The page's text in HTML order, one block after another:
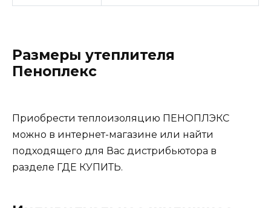
Размеры утеплителя
Пеноплекс
Приобрести теплоизоляцию ПЕНОПЛЭКС
можно в интернет-магазине или найти
подходящего для Вас дистрибьютора в
разделе ГДЕ КУПИТЬ.